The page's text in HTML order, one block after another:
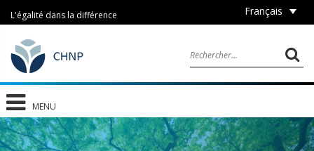
L'égalité dans la différence Français
MENU